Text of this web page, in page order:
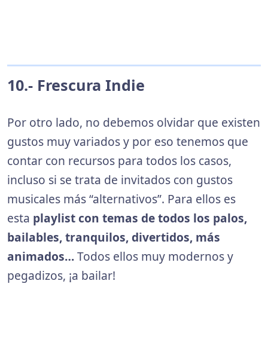
10.- Frescura Indie
Por otro lado, no debemos olvidar que existen
gustos muy variados y por eso tenemos que
contar con recursos para todos los casos,
incluso si se trata de invitados con gustos
musicales más “alternativos”. Para ellos es
esta playlist con temas de todos los palos,
bailables, tranquilos, divertidos, más
animados…Todos ellos muy modernos y
pegadizos, ¡a bailar!